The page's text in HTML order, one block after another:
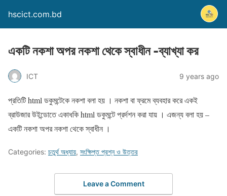
hscict.com.bd
একটি নকশা অপর নকশা থেকে স্বাধীন -ব্যাখ্যা কর
ICT 9 years ago
প্রতিটি html ডকুমন্টেকে নকশা বলা হয় । নকশা বা ফ্রমে ব্যবহার করে একই
ব্রাউজার উইন্ডোতে একাধকি html ডকুমন্টে প্রর্দশন করা যায় । এজন্য বলা হয় –
একটি নকশা অপর নকশা থেকে স্বাধীন ।
Categories: চতুর্থ অধ্যায়, সংক্ষিপ্ত প্রশ্ন ও উত্তর
Leave a Comment